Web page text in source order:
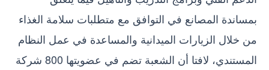
بمساندة المصانع في التوافق مع متطلبات سلامة الغذاء
من خلال الزيارات الميدانية والمساعدة في عمل النظام
المستندي، لافتا أن الشعبة تضم في عضويتها 800 شركة